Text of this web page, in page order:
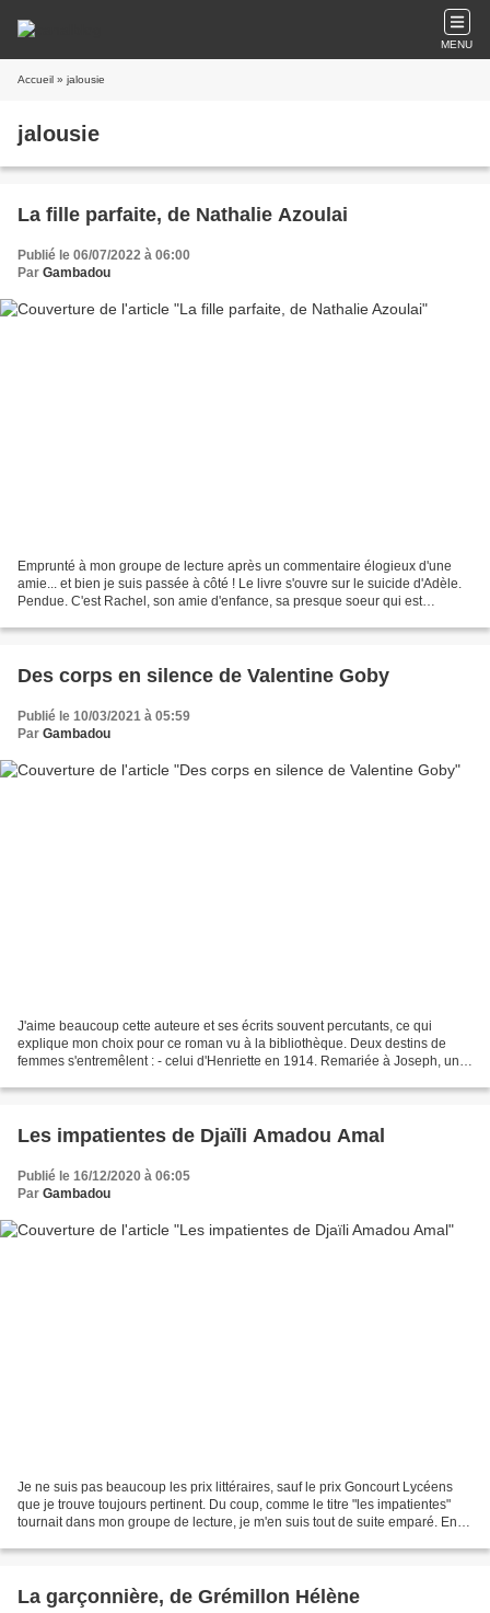
MENU
Accueil » jalousie
jalousie
La fille parfaite, de Nathalie Azoulai
Publié le 06/07/2022 à 06:00
Par Gambadou
Emprunté à mon groupe de lecture après un commentaire élogieux d'une
amie... et bien je suis passée à côté ! Le livre s'ouvre sur le suicide d'Adèle.
Pendue. C'est Rachel, son amie d'enfance, sa presque soeur qui est
Des corps en silence de Valentine Goby
Publié le 10/03/2021 à 05:59
Par Gambadou
J'aime beaucoup cette auteure et ses écrits souvent percutants, ce qui
explique mon choix pour ce roman vu à la bibliothèque. Deux destins de
femmes s'entremêlent : - celui d'Henriette en 1914. Remariée à Joseph, un
Les impatientes de Djaïli Amadou Amal
Publié le 16/12/2020 à 06:05
Par Gambadou
Je ne suis pas beaucoup les prix littéraires, sauf le prix Goncourt Lycéens
que je trouve toujours pertinent. Du coup, comme le titre "les impatientes"
tournait dans mon groupe de lecture, je m'en suis tout de suite emparé. En
La garçonnière, de Grémillon Hélène